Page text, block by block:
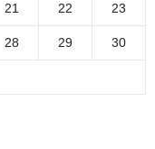
21 22 23
28 29 30